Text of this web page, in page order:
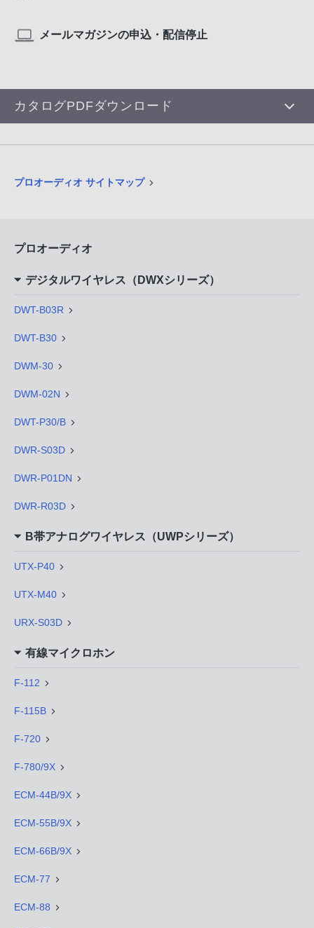
メールマガジンの申込・配信停止
カタログPDFダウンロード
プロオーディオ サイトマップ
プロオーディオ
デジタルワイヤレス（DWXシリーズ）
DWT-B03R
DWT-B30
DWM-30
DWM-02N
DWT-P30/B
DWR-S03D
DWR-P01DN
DWR-R03D
B帯アナログワイヤレス（UWPシリーズ）
UTX-P40
UTX-M40
URX-S03D
有線マイクロホン
F-112
F-115B
F-720
F-780/9X
ECM-44B/9X
ECM-55B/9X
ECM-66B/9X
ECM-77
ECM-88